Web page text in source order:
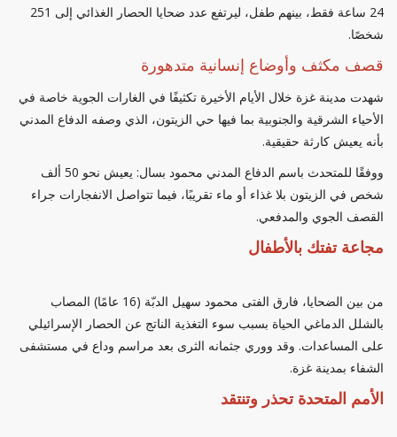
24 ساعة فقط، بينهم طفل، ليرتفع عدد ضحايا الحصار الغذائي إلى 251
شخصًا.
قصف مكثف وأوضاع إنسانية متدهورة
شهدت مدينة غزة خلال الأيام الأخيرة تكثيفًا في الغارات الجوية خاصة في
الأحياء الشرقية والجنوبية بما فيها حي الزيتون، الذي وصفه الدفاع المدني
بأنه يعيش كارثة حقيقية.
ووفقًا للمتحدث باسم الدفاع المدني محمود بسال: يعيش نحو 50 ألف
شخص في الزيتون بلا غذاء أو ماء تقريبًا، فيما تتواصل الانفجارات جراء
القصف الجوي والمدفعي.
مجاعة تفتك بالأطفال
من بين الضحايا، فارق الفتى محمود سهيل الدبّة (16 عامًا) المصاب
بالشلل الدماغي الحياة بسبب سوء التغذية الناتج عن الحصار الإسرائيلي
على المساعدات. وقد ووري جثمانه الثرى بعد مراسم وداع في مستشفى
الشفاء بمدينة غزة.
الأمم المتحدة تحذر وتنتقد